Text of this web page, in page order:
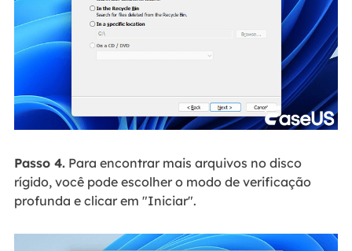
Passo 4.Para encontrar mais arquivos no disco
rígido, você pode escolher o modo de verificação
profunda e clicar em "Iniciar".